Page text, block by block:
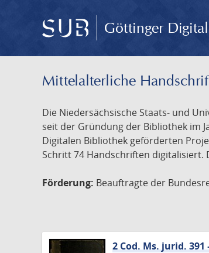
Göttinger
Mittelalterliche
Die Niedersächsische Staats- und
seit der Gründung der Bibliothek im
Digitalen Bibliothek geförderten
Schritt 74 Handschriften
Förderung: Beauftragte der
2 Cod. Ms. jurid.